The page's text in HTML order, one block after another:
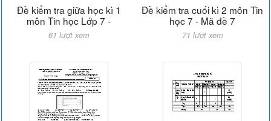
Đề kiểm tra giữa học kì 1
môn Tin học Lớp 7 -
61 lượt xem
Đề kiểm tra cuối kì 2 môn Tin
học 7 - Mã đề 7
71 lượt xem